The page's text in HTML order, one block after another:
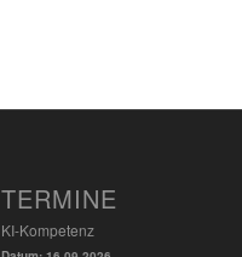
TERMINE
KI-Kompetenz